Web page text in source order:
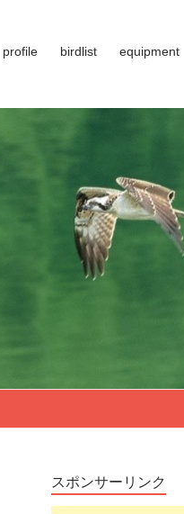
profile birdlist equipment
スポンサーリンク